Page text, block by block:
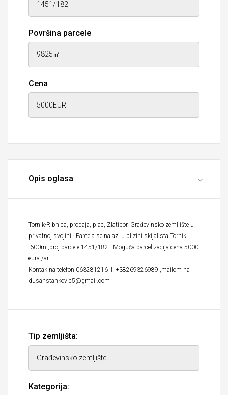
Površina parcele
Cena
Opis oglasa
Tornik-Ribnica, prodaja, plac, Zlatibor. Građevinsko zemljište u
privatnoj svojini . Parcela se nalazi u blizini skijalista Tornik
-600m ,broj parcele 1451/182 . Moguća parcelizacija cena 5000
eura /ar.
Kontak na telefon 063281216 ili +38269326989 ,mailom na
dusanstankovic5@gmail.com
Tip zemljišta:
Kategorija: